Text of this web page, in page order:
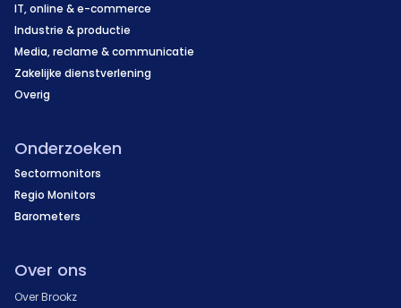
IT, online & e-commerce
Industrie & productie
Media, reclame & communicatie
Zakelijke dienstverlening
Overig
Onderzoeken
Sectormonitors
Regio Monitors
Barometers
Over ons
Over Brookz